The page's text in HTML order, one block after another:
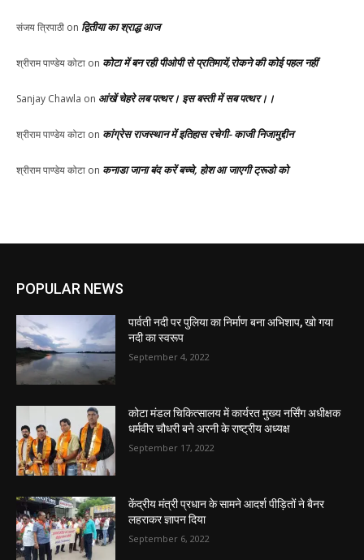
संजय त्रिपाठी on द्वितीया का श्राद्ध आज
श्रीराम पाण्डेय कोटा on कोटा में बन रही पीओपी से प्रतिमायें,रोकने की कोई पहल नहीं
Sanjay Chawla on आंखें चेहरे लब पत्थर। इस बस्ती में सब पत्थर।।
श्रीराम पाण्डेय कोटा on कांग्रेस राजस्थान में इतिहास रचेगी- काजी निजामुद्दीन
श्रीराम पाण्डेय कोटा on कनाडा जाना बंद करें बच्चे, होश आ जाएगी ट्रूडो को
POPULAR NEWS
पार्वती नदी पर पुलिया का निर्माण बना अभिशाप, खो गया
नदी का स्वरूप
September 4, 2022
कोटा मंडल चिकित्सालय में कार्यरत मुख्य नर्सिंग अधीक्षक
धर्मवीर चौधरी बने अरनी के राष्ट्रीय अध्यक्ष
September 17, 2022
केंद्रीय मंत्री प्रधान के सामने आदर्श पीड़ितों ने बैनर
लहराकर ज्ञापन दिया
September 6, 2022